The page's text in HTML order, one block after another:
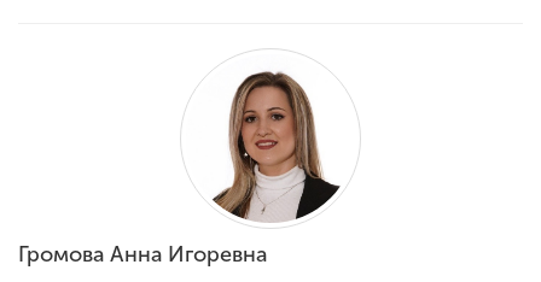
Громова Анна Игоревна